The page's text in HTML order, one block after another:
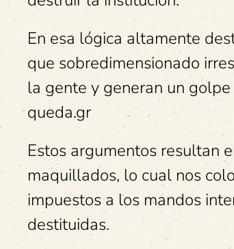
En esa lógica altamente
que sobredimensionado
la gente y generan un
queda.gr
Estos argumentos resultan
maquillados, lo cual nos
impuestos a los mandos
destituidas.